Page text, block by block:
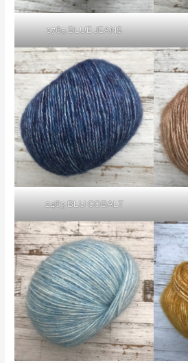
1765 BLUE JEANS
2463 BLU COBALT